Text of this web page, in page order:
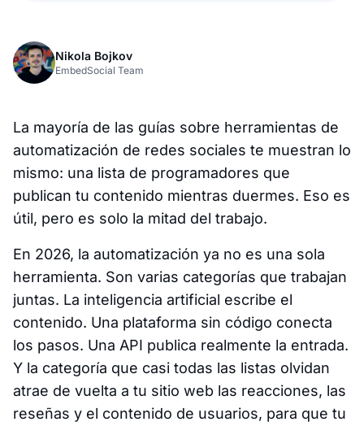
Nikola Bojkov
EmbedSocial Team
La mayoría de las guías sobre herramientas de
automatización de redes sociales te muestran lo
mismo: una lista de programadores que
publican tu contenido mientras duermes. Eso es
útil, pero es solo la mitad del trabajo.
En 2026, la automatización ya no es una sola
herramienta. Son varias categorías que trabajan
juntas. La inteligencia artificial escribe el
contenido. Una plataforma sin código conecta
los pasos. Una API publica realmente la entrada.
Y la categoría que casi todas las listas olvidan
atrae de vuelta a tu sitio web las reacciones, las
reseñas y el contenido de usuarios, para que tu